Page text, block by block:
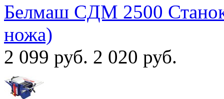
Белмаш CДМ 2500
ножа)
2 099 руб. 2 020 руб.